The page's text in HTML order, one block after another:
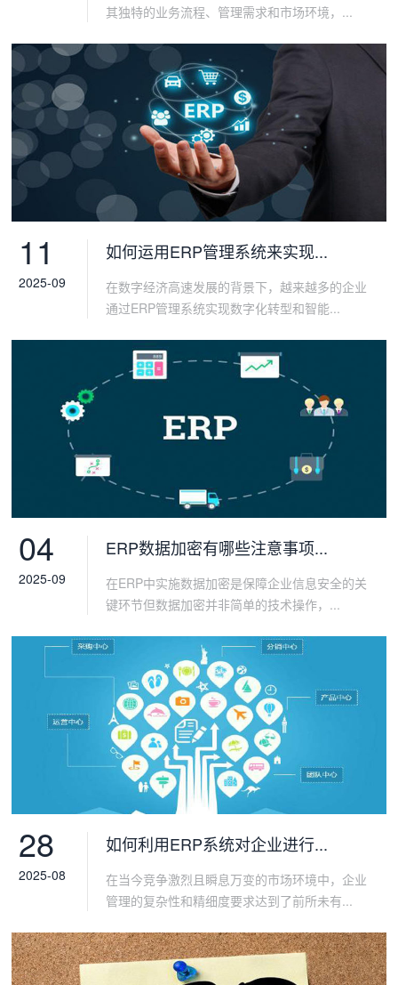
其独特的业务流程、管理需求和市场环境，...
11
2025-09
如何运用ERP管理系统来实现...
在数字经济高速发展的背景下，越来越多的企业
通过ERP管理系统实现数字化转型和智能...
04
2025-09
ERP数据加密有哪些注意事项...
在ERP中实施数据加密是保障企业信息安全的关
键环节但数据加密并非简单的技术操作，...
28
2025-08
如何利用ERP系统对企业进行...
在当今竞争激烈且瞬息万变的市场环境中，企业
管理的复杂性和精细度要求达到了前所未有...